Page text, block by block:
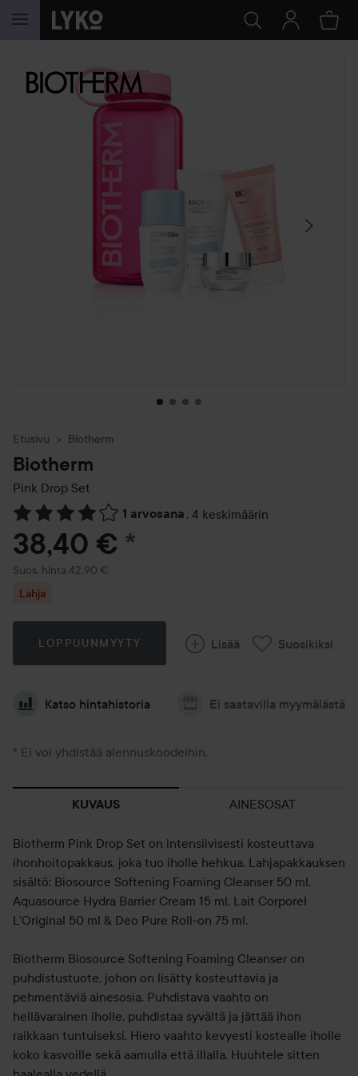
SIIRTYÄ JHK SISÄLTÖÖN
OHITA OSIO
Etusivu Biotherm
Biotherm
Pink Drop Set
1 arvosana , 4 keskimäärin
Siirtyä jhk Arvosana & kommentit
38,40 € *
Suos. hinta 42,90 €
Suositeltu hinta 42,90 €
Lahja
LOPPUUNMYYTY Lisää Suosikiksi
Katso hintahistoria Ei saatavilla myymälästä
* Ei voi yhdistää alennuskoodeihin.
KUVAUS AINESOSAT
Biotherm Pink Drop Set on intensiivisesti kosteuttava
ihonhoitopakkaus, joka tuo iholle hehkua. Lahjapakkauksen
sisältö: Biosource Softening Foaming Cleanser 50 ml,
Aquasource Hydra Barrier Cream 15 ml, Lait Corporel
L'Original 50 ml & Deo Pure Roll-on 75 ml.
Biotherm Biosource Softening Foaming Cleanser on
puhdistustuote, johon on lisätty kosteuttavia ja
pehmentäviä ainesosia. Puhdistava vaahto on
hellävarainen iholle, puhdistaa syvältä ja jättää ihon
raikkaan tuntuiseksi. Hiero vaahto kevyesti kostealle iholle
koko kasvoille sekä aamulla että illalla. Huuhtele sitten